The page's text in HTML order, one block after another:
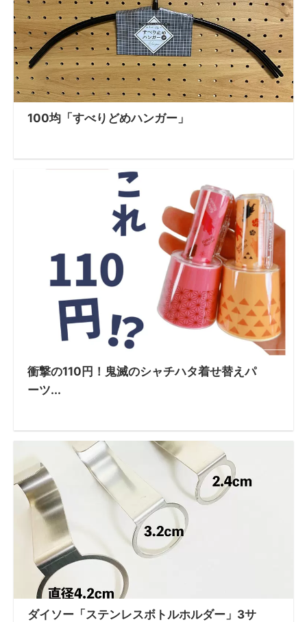
100均「すべりどめハンガー」
衝撃の110円！鬼滅のシャチハタ着せ替えパ
ーツ...
ダイソー「ステンレスボトルホルダー」3サ